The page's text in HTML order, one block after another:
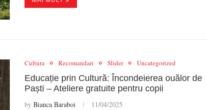
Cultura Recomandari Slider Uncategorized
Educație prin Cultură: Încondeierea ouălor de
Paști – Ateliere gratuite pentru copii
by Bianca Baraboi 11/04/2025